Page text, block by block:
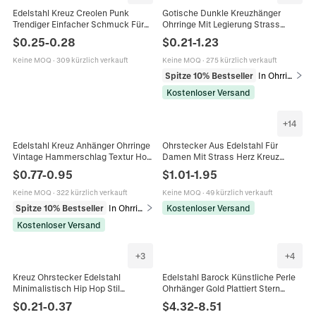
Edelstahl Kreuz Creolen Punk
Trendiger Einfacher Schmuck Für
Damen Und Herren
$0.25-0.28
Keine MOQ · 309 kürzlich verkauft
Gotische Dunkle Kreuzhänger
Ohrringe Mit Legierung Strass
Zirkon Und 14K Gold Ohrstecker
Damen Schmuck Accessoires
$0.21-1.23
Keine MOQ · 275 kürzlich verkauft
Spitze 10% Bestseller
In Ohrringe
Kostenloser Versand
Edelstahl Kreuz Anhänger Ohrringe
Vintage Hammerschlag Textur Hohl
$0.77-0.95
Keine MOQ · 322 kürzlich verkauft
Spitze 10% Bestseller
In Ohrringe
Kostenloser Versand
+14
Ohrstecker Aus Edelstahl Für
Damen Mit Strass Herz Kreuz
Eleganter Trendiger Schmuck
$1.01-1.95
Keine MOQ · 49 kürzlich verkauft
Kostenloser Versand
+3
Kreuz Ohrstecker Edelstahl
Minimalistisch Hip Hop Stil
Modeschmuck Für Männer Und
Frauen Poliertes Metall
$0.21-0.37
+4
Edelstahl Barock Künstliche Perle
Ohrhänger Gold Plattiert Stern
Mond Kreuz Herz Anhänger
Ohrringe Für Damen Schmuck
$4.32-8.51